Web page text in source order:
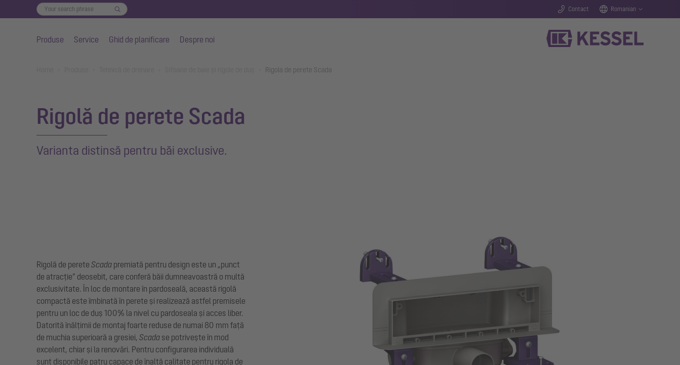
Contact Romanian
Produse Service Ghid de planificare Despre noi
Rigola de perete Scada
Rigolă de perete Scada
Varianta distinsă pentru băi exclusive.
Rigolă de perete Scada premiată pentru design este un „punct
de atracție” deosebit, care conferă băii dumneavoastră o multă
exclusivitate. În loc de montare în pardoseală, această rigolă
compactă este îmbinată în perete și realizează astfel premisele
pentru un loc de duș 100% la nivel cu pardoseala și acces liber.
Datorită înălțimii de montaj foarte reduse de numai 80 mm față
de muchia superioară a gresiei, Scada se potrivește în mod
excelent, chiar și la renovări. Pentru configurarea individuală
sunt disponibile patru capace de înaltă calitate pentru rigola de